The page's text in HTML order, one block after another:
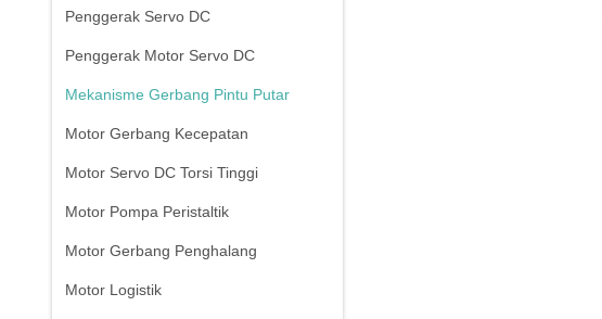
Penggerak Servo DC
Penggerak Motor Servo DC
Mekanisme Gerbang Pintu Putar
Motor Gerbang Kecepatan
Motor Servo DC Torsi Tinggi
Motor Pompa Peristaltik
Motor Gerbang Penghalang
Motor Logistik